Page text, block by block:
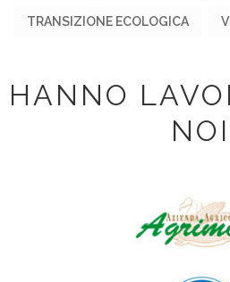
TRANSIZIONE ECOLOGICA
HANNO
NOI